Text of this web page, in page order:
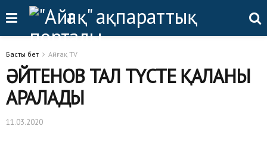
Басты бет Айғақ TV
ӘЙТЕНОВ ТАЛ ТҮСТЕ ҚАЛАНЫ
АРАЛАДЫ
11.03.2020